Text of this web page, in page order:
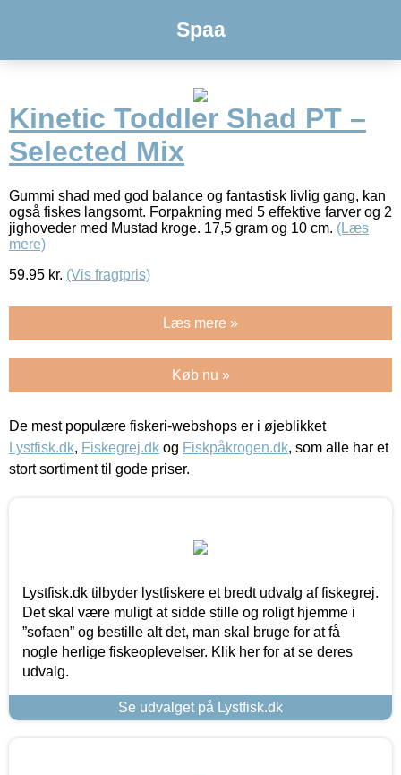
Spaa
Kinetic Toddler Shad PT –
Selected Mix
Gummi shad med god balance og fantastisk livlig gang, kan
også fiskes langsomt. Forpakning med 5 effektive farver og 2
jighoveder med Mustad kroge. 17,5 gram og 10 cm. (Læs
mere)
59.95 kr. (Vis fragtpris)
Læs mere »
Køb nu »
De mest populære fiskeri-webshops er i øjeblikket
Lystfisk.dk, Fiskegrej.dk og Fiskpåkrogen.dk, som alle har et
stort sortiment til gode priser.
Lystfisk.dk tilbyder lystfiskere et bredt udvalg af fiskegrej.
Det skal være muligt at sidde stille og roligt hjemme i
”sofaen” og bestille alt det, man skal bruge for at få
nogle herlige fiskeoplevelser. Klik her for at se deres
udvalg.
Se udvalget på Lystfisk.dk